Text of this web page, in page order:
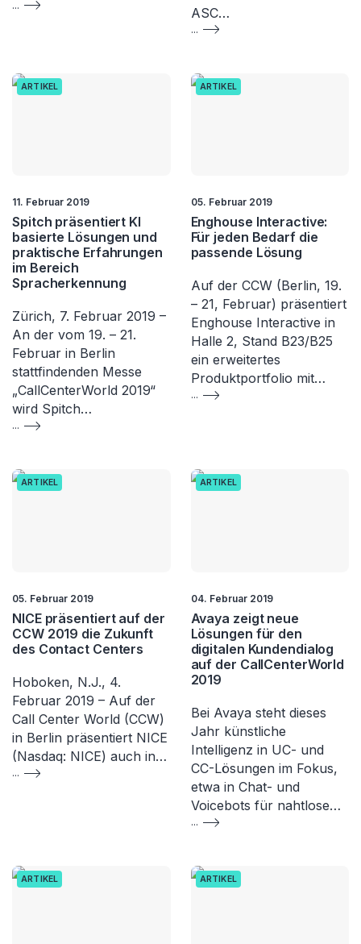
...
ASC…
...
ARTIKEL
11. Februar 2019
Spitch präsentiert KI
basierte Lösungen und
praktische Erfahrungen
im Bereich
Spracherkennung
Zürich, 7. Februar 2019 –
An der vom 19. – 21.
Februar in Berlin
stattfindenden Messe
„CallCenterWorld 2019“
wird Spitch…
...
ARTIKEL
05. Februar 2019
Enghouse Interactive:
Für jeden Bedarf die
passende Lösung
Auf der CCW (Berlin, 19.
– 21, Februar) präsentiert
Enghouse Interactive in
Halle 2, Stand B23/B25
ein erweitertes
Produktportfolio mit…
...
ARTIKEL
05. Februar 2019
NICE präsentiert auf der
CCW 2019 die Zukunft
des Contact Centers
Hoboken, N.J., 4.
Februar 2019 – Auf der
Call Center World (CCW)
in Berlin präsentiert NICE
(Nasdaq: NICE) auch in…
...
ARTIKEL
04. Februar 2019
Avaya zeigt neue
Lösungen für den
digitalen Kundendialog
auf der CallCenterWorld
2019
Bei Avaya steht dieses
Jahr künstliche
Intelligenz in UC- und
CC-Lösungen im Fokus,
etwa in Chat- und
Voicebots für nahtlose…
...
ARTIKEL ARTIKEL